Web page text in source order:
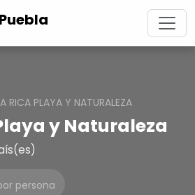
RICA PLAYA Y NATURALEZA
y Naturaleza
persona